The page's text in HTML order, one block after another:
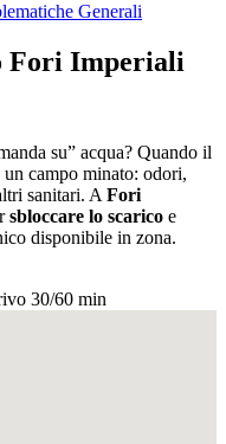
Generali
Fori Imperiali
su” acqua? Quando il
campo minato: odori,
sanitari. A Fori
sbloccare lo scarico e
disponibile in zona.
30/60 min